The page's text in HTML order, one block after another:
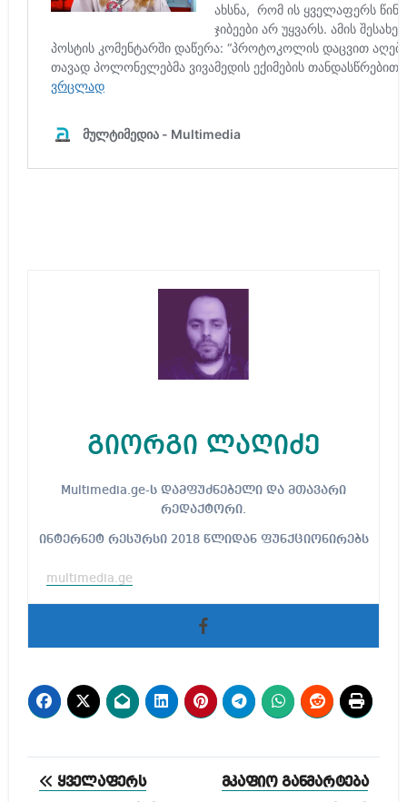
გიორგი ლაღიძე
Multimedia.ge-ს დამფუძნებელი და მთავარი
რედაქტორი.
ინტერნეტ რესურსი 2018 წლიდან ფუნქციონირებს
multimedia.ge
პოსტის
ყველაფერს მკაფიო განმარტება